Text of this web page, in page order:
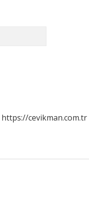
https://cevikman.com.tr